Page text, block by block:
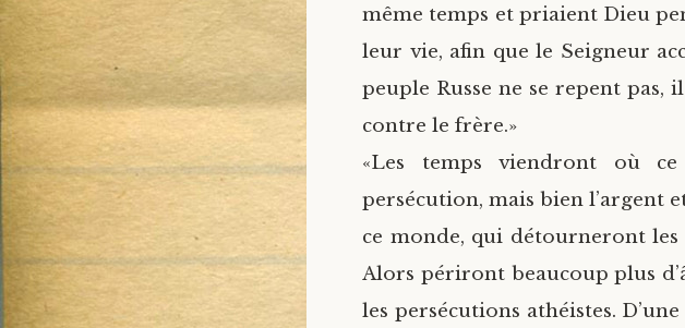
même temps et priaient Dieu
leur vie, afin que le Seigneur
peuple Russe ne se repent pas,
contre le frère.»
«Les temps viendront où
persécution, mais bien l’argent
ce monde, qui détourneront les
Alors périront beaucoup plus
les persécutions athéistes.